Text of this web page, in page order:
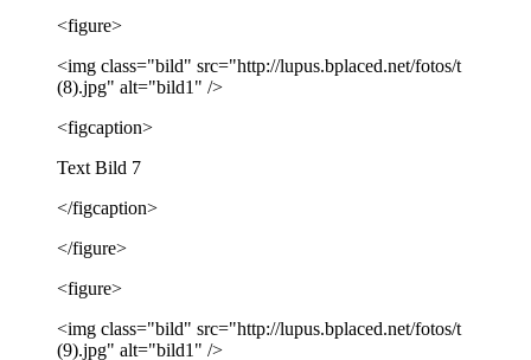
<figure>
<img class="bild" src="http://lupus.bplaced.net/fotos/t
(8).jpg" alt="bild1" />
<figcaption>
Text Bild 7
</figcaption>
</figure>
<figure>
<img class="bild" src="http://lupus.bplaced.net/fotos/t
(9).jpg" alt="bild1" />